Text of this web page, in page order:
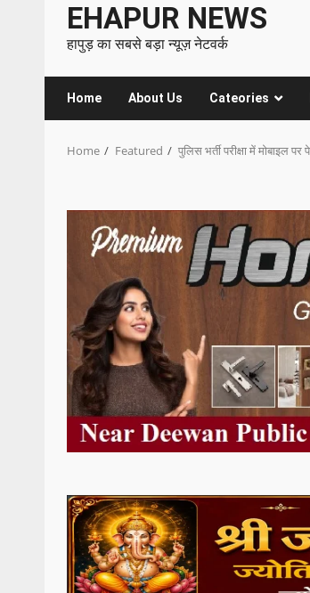
EHAPUR NEWS
हापुड़ का सबसे बड़ा न्यूज़ नेटवर्क
Home About Us Cateories
Home Featured पुलिस भर्ती परीक्षा में मोबाइल